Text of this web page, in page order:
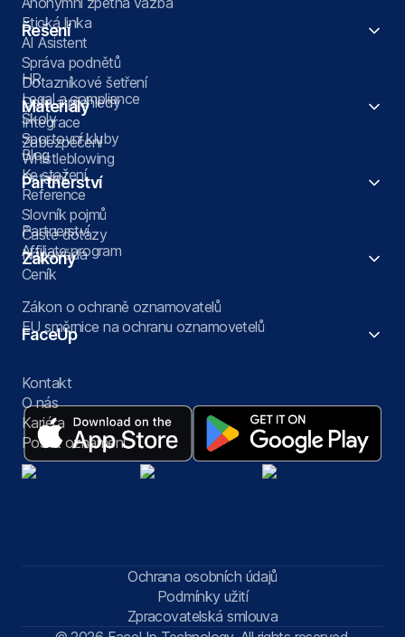
Etická linka
AI Asistent
Správa podnětů
Dotazníkové šetření
Data a přehledy
Integrace
Zabezpečení
Řešení
HR
Legal a compliance
Školy
Sportovní kluby
Whistleblowing
Ostatní
Materiály
Blog
Ke stažení
Reference
Slovník pojmů
Časté dotazy
Nápověda
Ceník
Partnerství
Partnerství
Affiliate program
Zákony
Zákon o ochraně oznamovatelů
EU směrnice na ochranu oznamovetelů
FaceUp
Kontakt
O nás
Kariéra
Poslat oznámení
Ochrana osobních údajů
Podmínky užití
Zpracovatelská smlouva